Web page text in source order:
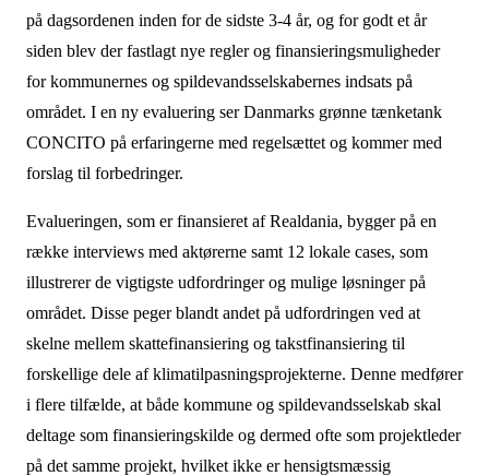
på dagsordenen inden for de sidste 3-4 år, og for godt et år
siden blev der fastlagt nye regler og finansieringsmuligheder
for kommunernes og spildevandsselskabernes indsats på
området. I en ny evaluering ser Danmarks grønne tænketank
CONCITO på erfaringerne med regelsættet og kommer med
forslag til forbedringer.
Evalueringen, som er finansieret af Realdania, bygger på en
række interviews med aktørerne samt 12 lokale cases, som
illustrerer de vigtigste udfordringer og mulige løsninger på
området. Disse peger blandt andet på udfordringen ved at
skelne mellem skattefinansiering og takstfinansiering til
forskellige dele af klimatilpasningsprojekterne. Denne medfører
i flere tilfælde, at både kommune og spildevandsselskab skal
deltage som finansieringskilde og dermed ofte som projektleder
på det samme projekt, hvilket ikke er hensigtsmæssig